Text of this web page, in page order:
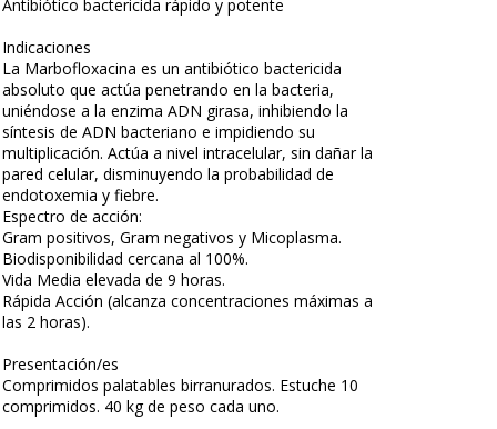
Antibiótico bactericida rápido y potente
Indicaciones
La Marbofloxacina es un antibiótico bactericida
absoluto que actúa penetrando en la bacteria,
uniéndose a la enzima ADN girasa, inhibiendo la
síntesis de ADN bacteriano e impidiendo su
multiplicación. Actúa a nivel intracelular, sin dañar la
pared celular, disminuyendo la probabilidad de
endotoxemia y fiebre.
Espectro de acción:
Gram positivos, Gram negativos y Micoplasma.
Biodisponibilidad cercana al 100%.
Vida Media elevada de 9 horas.
Rápida Acción (alcanza concentraciones máximas a
las 2 horas).
Presentación/es
Comprimidos palatables birranurados. Estuche 10
comprimidos. 40 kg de peso cada uno.